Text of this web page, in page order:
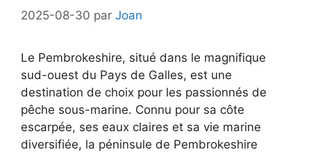
2025-08-30 par Joan
Le Pembrokeshire, situé dans le magnifique
sud-ouest du Pays de Galles, est une
destination de choix pour les passionnés de
pêche sous-marine. Connu pour sa côte
escarpée, ses eaux claires et sa vie marine
diversifiée, la péninsule de Pembrokeshire